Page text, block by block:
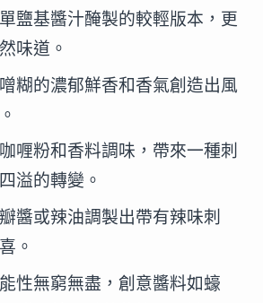
鹽基醬汁醃製的較輕版本，更
味道。
糊的濃郁鮮香和香氣創造出風
喱粉和香料調味，帶來一種刺
溢的轉變。
醬或辣油調製出帶有辣味刺
。
性無窮無盡，創意醬料如蠔